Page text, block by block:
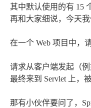
其中默认使用的有 15
再和大家细说，今天
在一个 Web 项目中，
请求从客户端发起（例
最终来到 Servlet 上，
那有小伙伴要问了，